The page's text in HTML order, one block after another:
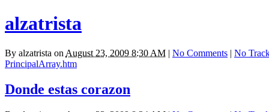
alzatrista
By alzatrista on August 23, 2009 8:30 AM | No Comments | No
PrincipalArray.htm
Donde estas corazon